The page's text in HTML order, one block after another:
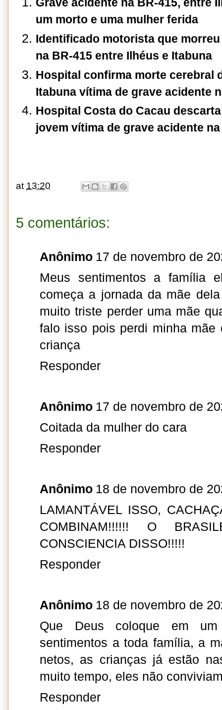
um morto e uma mulher ferida
Identificado motorista que
na BR-415 entre Ilhéus e Itabuna
Hospital confirma morte cerebral
Itabuna vítima de grave acidente
Hospital Costa do Cacau
jovem vítima de grave acidente
at 13:20
5 comentários:
Anônimo 17 de novembro de
Meus sentimentos a família
começa a jornada da mãe
muito triste perder uma mãe
falo isso pois perdi minha mãe
criança
Responder
Anônimo 17 de novembro de
Coitada da mulher do cara
Responder
Anônimo 18 de novembro de
LAMANTÁVEL ISSO,
COMBINAM!!!!!! O
CONSCIENCIA DISSO!!!!!
Responder
Anônimo 18 de novembro de
Que Deus coloque em
sentimentos a toda família, a
netos, as crianças já estão
muito tempo, eles não
Responder